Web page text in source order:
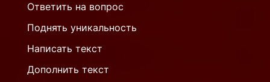
Ответить на вопрос
Поднять уникальность
Написать текст
Дополнить текст